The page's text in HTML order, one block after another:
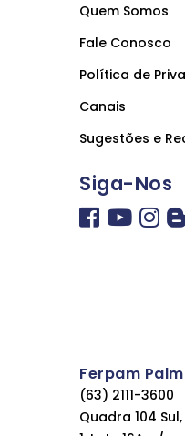
Quem Somos
Fale Conosco
Política de
Canais
Sugestões e
Siga-Nos
Ferpam
(63) 2111-3600
Quadra 104